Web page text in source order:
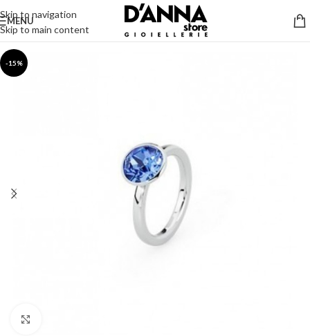
Skip to navigation
Skip to main content
MENU
-15%